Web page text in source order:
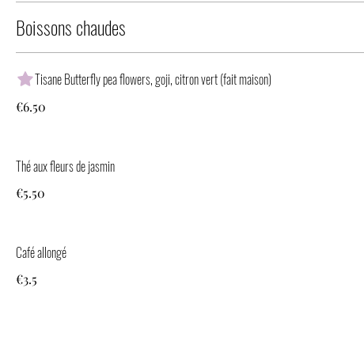
Boissons chaudes
Tisane Butterfly pea flowers, goji, citron vert (fait maison)
€6.50
Thé aux fleurs de jasmin
€5.50
Café allongé
€3.5